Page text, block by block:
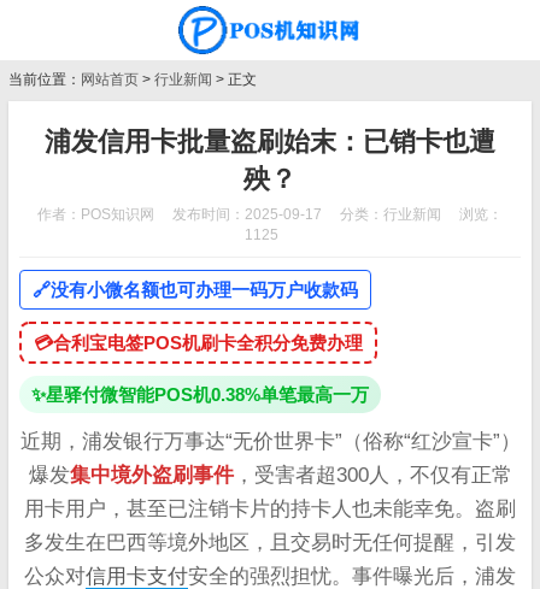
当前位置： 网站首页 > 行业新闻 > 正文
浦发信用卡批量盗刷始末：已销卡也遭
殃？
作者：POS知识网 发布时间：2025-09-17 分类： 行业新闻
浏览：
1125
🔗没有小微名额也可办理一码万户收款码
💳合利宝电签POS机刷卡全积分免费办理
✨星驿付微智能POS机0.38%单笔最高一万
近期，浦发银行万事达“无价世界卡”（俗称“红沙宣卡”）
爆发集中境外盗刷事件，受害者超300人，不仅有正常
用卡用户，甚至已注销卡片的持卡人也未能幸免。盗刷
多发生在巴西等境外地区，且交易时无任何提醒，引发
公众对信用卡支付安全的强烈担忧。事件曝光后，浦发